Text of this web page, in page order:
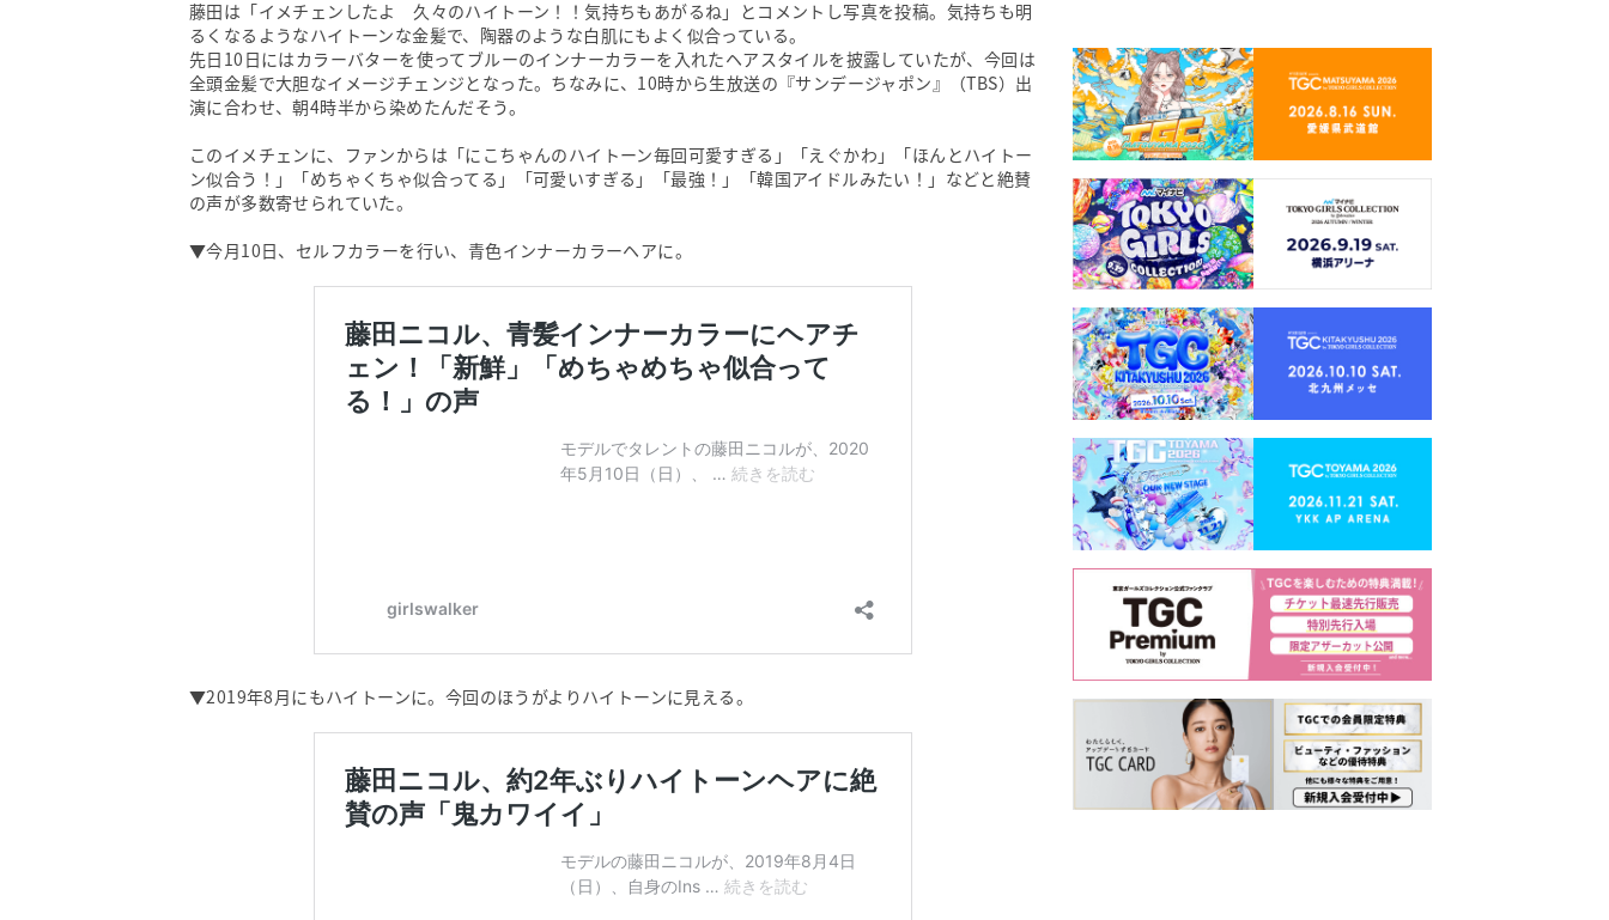
藤田は「イメチェンしたよ 久々のハイトーン！！気持ちもあがるね」とコメントし写真を投稿。気持ちも明
るくなるようなハイトーンな金髪で、陶器のような白肌にもよく似合っている。
先日10日にはカラーバターを使ってブルーのインナーカラーを入れたヘアスタイルを披露していたが、今回は
全頭金髪で大胆なイメージチェンジとなった。ちなみに、10時から生放送の『サンデージャポン』（TBS）出
演に合わせ、朝4時半から染めたんだそう。
このイメチェンに、ファンからは「にこちゃんのハイトーン毎回可愛すぎる」「えぐかわ」「ほんとハイトー
ン似合う！」「めちゃくちゃ似合ってる」「可愛いすぎる」「最強！」「韓国アイドルみたい！」などと絶賛
の声が多数寄せられていた。
▼今月10日、セルフカラーを行い、青色インナーカラーヘアに。
▼2019年8月にもハイトーンに。今回のほうがよりハイトーンに見える。